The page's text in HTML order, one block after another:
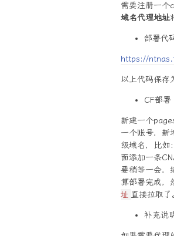
https://
https://
https://
需要注册一个
域名代理地址
部署代
https://
以上代码保存
CF部署
新建一个
一个账号，新
级域名，比如
面添加一条
要稍等一会，
算部署完成，
址 直接拉取了
补充说